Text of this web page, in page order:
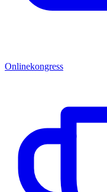
Onlinekongress